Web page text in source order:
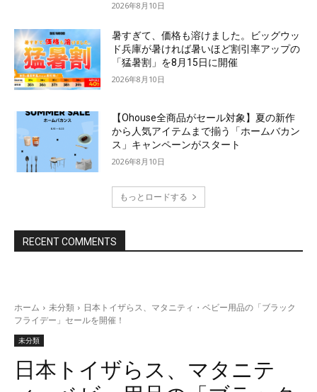
2026年8月10日
暑すぎて、価格も溶けました。ビッグウッ
ド兵庫が暑ければ暑いほど割引率アップの
「猛暑割」を8月15日に開催
2026年8月10日
【Ohouse全商品がセール対象】夏の新作
から人気アイテムまで揃う「ホームバカン
ス」キャンペーンがスタート
2026年8月10日
もっとロードする
RECENT COMMENTS